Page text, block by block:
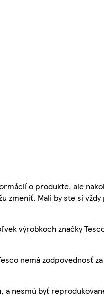
o produkte, ale
zmeniť. Mali by ste si
výrobkoch značky
nemá zodpovednosť
nesmú byť